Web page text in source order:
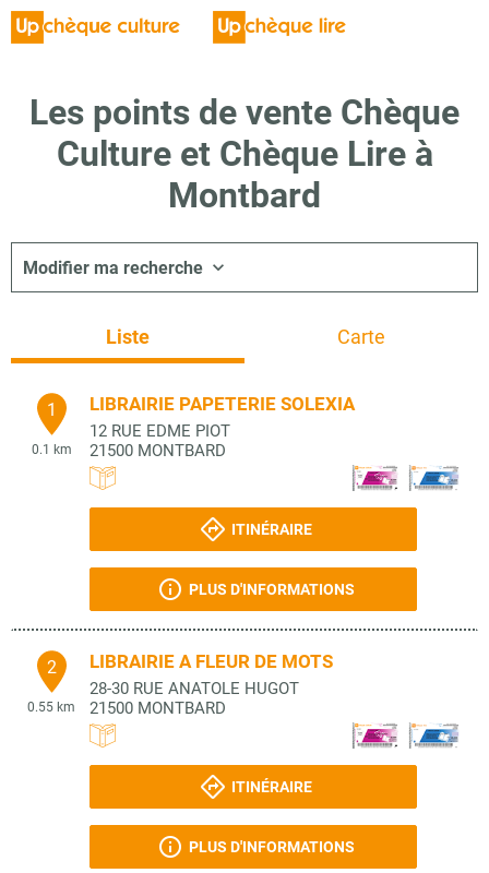
Les points de vente Chèque
Culture et Chèque Lire à
Montbard
Modifier ma recherche
Liste Carte
1
0.1 km
LIBRAIRIE PAPETERIE SOLEXIA
12 RUE EDME PIOT
21500 MONTBARD
ITINÉRAIRE
PLUS D'INFORMATIONS
2
0.55 km
LIBRAIRIE A FLEUR DE MOTS
28-30 RUE ANATOLE HUGOT
21500 MONTBARD
ITINÉRAIRE
PLUS D'INFORMATIONS